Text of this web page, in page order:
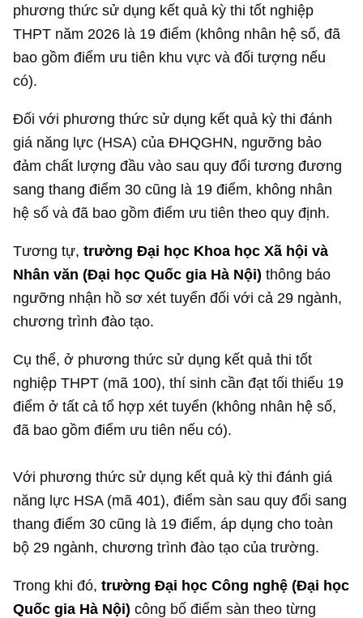
phương thức sử dụng kết quả kỳ thi tốt nghiệp
THPT năm 2026 là 19 điểm (không nhân hệ số, đã
bao gồm điểm ưu tiên khu vực và đối tượng nếu
có).
Đối với phương thức sử dụng kết quả kỳ thi đánh
giá năng lực (HSA) của ĐHQGHN, ngưỡng bảo
đảm chất lượng đầu vào sau quy đổi tương đương
sang thang điểm 30 cũng là 19 điểm, không nhân
hệ số và đã bao gồm điểm ưu tiên theo quy định.
Tương tự,trường Đại học Khoa học Xã hội và
Nhân văn(Đại học Quốc gia Hà Nội) thông báo
ngưỡng nhận hồ sơ xét tuyển đối với cả 29 ngành,
chương trình đào tạo.
Cụ thể, ở phương thức sử dụng kết quả thi tốt
nghiệp THPT (mã 100), thí sinh cần đạt tối thiểu 19
điểm ở tất cả tổ hợp xét tuyển (không nhân hệ số,
đã bao gồm điểm ưu tiên nếu có).
Với phương thức sử dụng kết quả kỳ thi đánh giá
năng lực HSA (mã 401), điểm sàn sau quy đổi sang
thang điểm 30 cũng là 19 điểm, áp dụng cho toàn
bộ 29 ngành, chương trình đào tạo của trường.
Trong khi đó,trường Đại học Công nghệ (Đại học
Quốc gia Hà Nội)công bố điểm sàn theo từng